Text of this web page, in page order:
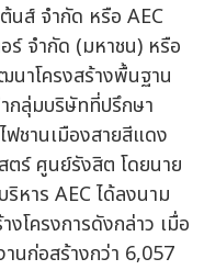
นส์ จำกัด หรือ AEC
ร์ จำกัด (มหาชน) หรือ
าโครงสร้างพื้นฐาน
กลุ่มบริษัทที่ปรึกษา
ฟชานเมืองสายสีแดง
ตร์ ศูนย์รังสิต โดยนาย
ริหาร AEC ได้ลงนาม
โครงการดังกล่าว เมื่อ
นก่อสร้างกว่า 6,057